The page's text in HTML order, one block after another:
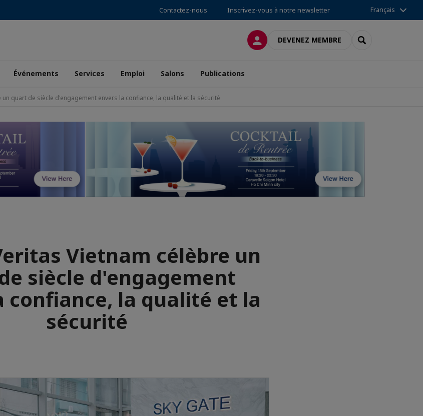
Contactez-nous Inscrivez-vous à notre newsletter Français
CONNEXIONDEVENEZ MEMBRE RECHERCHER
Événements Services Emploi Salons Publications
un quart de siècle d'engagement envers la confiance, la qualité et la sécurité
Vietnam célèbre un
siècle d'engagement
confiance, la qualité et la
sécurité